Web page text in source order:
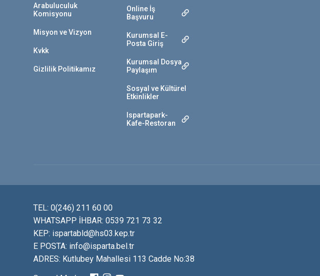
Arabuluculuk
Komisyonu
Misyon ve Vizyon
Kvkk
Gizlilik Politikamız
Online İş
Başvuru
Kurumsal E-
Posta Giriş
Kurumsal Dosya
Paylaşım
Sosyal ve Kültürel
Etkinlikler
Ispartapark-
Kafe-Restoran
TEL: 0(246) 211 60 00
WHATSAPP İHBAR: 0539 721 73 32
KEP: ispartabld@hs03.kep.tr
E POSTA: info@isparta.bel.tr
ADRES: Kutlubey Mahallesi 113 Cadde No:38